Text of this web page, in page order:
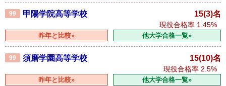
99 甲陽学院高等学校 15(3)名
現役合格率 1.45%
昨年と比較» 他大学合格一覧»
99 須磨学園高等学校 15(10)名
現役合格率 2.5%
昨年と比較» 他大学合格一覧»